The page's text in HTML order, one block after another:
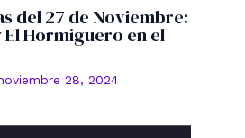
del 27 de Noviembre:
El Hormiguero en el
28, 2024